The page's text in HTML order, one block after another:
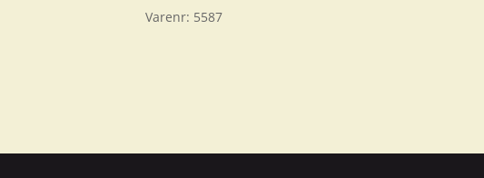
Varenr: 5587